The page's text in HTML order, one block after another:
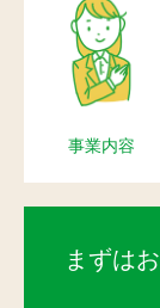
事業内容
まずは